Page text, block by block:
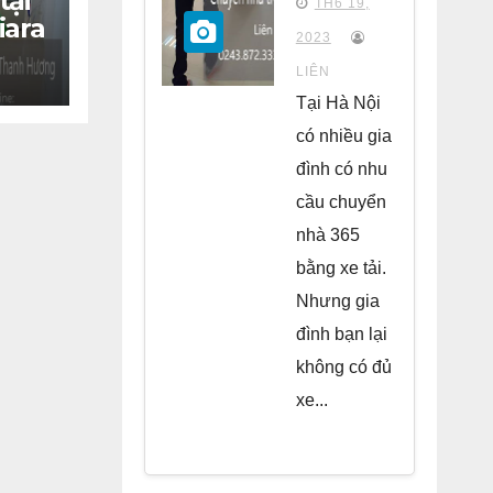
chung
cư Park
Kiara Hà
Đông
TH6 19,
2023
LIÊN
Tại Hà Nội
có nhiều gia
đình có nhu
cầu chuyển
nhà 365
bằng xe tải.
Nhưng gia
đình bạn lại
không có đủ
xe...